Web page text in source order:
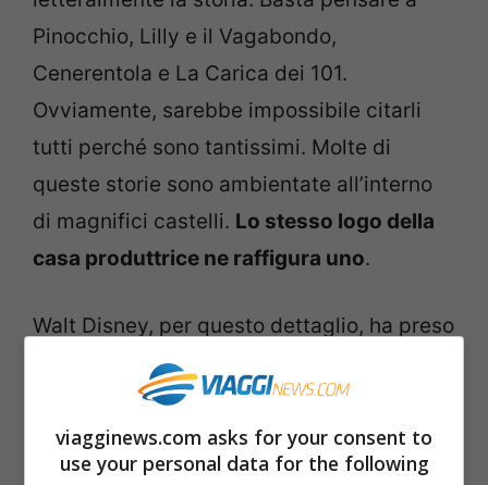
Pinocchio, Lilly e il Vagabondo,
Cenerentola e La Carica dei 101.
Ovviamente, sarebbe impossibile citarli
tutti perché sono tantissimi. Molte di
queste storie sono ambientate all’interno
di magnifici castelli. Lo stesso logo della
casa produttrice ne raffigura uno.
Walt Disney, per questo dettaglio, ha preso
ispirazione da un castello realmente
esistente. È abbastanza moderno, ma la
sua imponenza è in grado di lasciare tutti a
bocca aperta. Basta guardarlo per sentirsi
viagginews.com asks for your consent to
use your personal data for the following